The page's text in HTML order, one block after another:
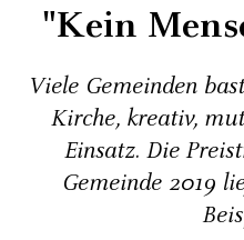
"Kein
Viele Gemeinden
Kirche, kreativ,
Einsatz. Die
Gemeinde 2019